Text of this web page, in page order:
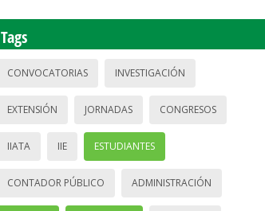
Tags
CONVOCATORIAS INVESTIGACIÓN
EXTENSIÓN JORNADAS CONGRESOS
IIATA IIE ESTUDIANTES
CONTADOR PÚBLICO ADMINISTRACIÓN